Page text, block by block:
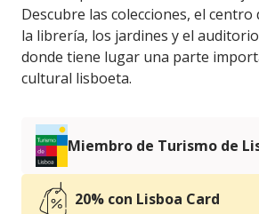
Descubre las colecciones, el
la librería, los jardines y el
donde tiene lugar una parte
cultural lisboeta.
Miembro de Turismo de
20% con Lisboa Card